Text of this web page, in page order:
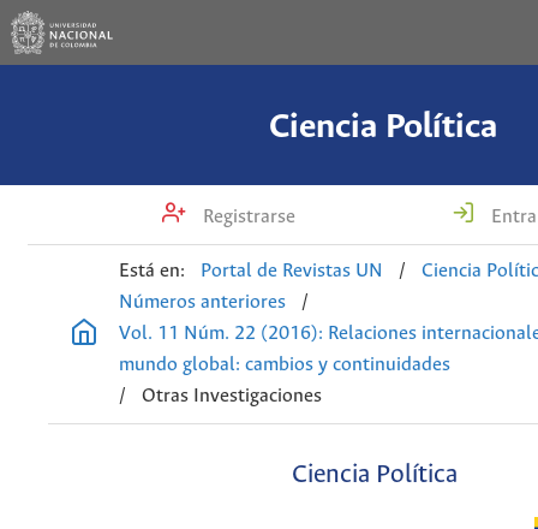
Ciencia Política
Registrarse
Está en: Portal de Revistas UN /
Ciencia
Números anteriores
/
Vol. 11 Núm. 22 (2016): Relaciones
mundo global: cambios y continuidades
/
Otras Investigaciones
Ciencia Política